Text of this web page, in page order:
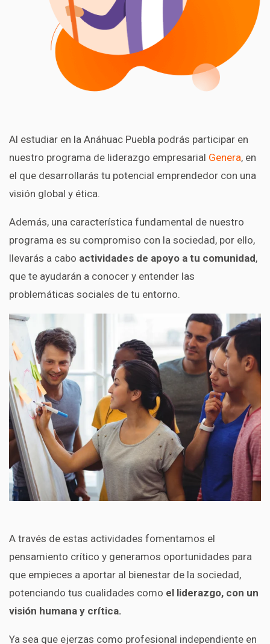
Al estudiar en la Anáhuac Puebla podrás participar en
nuestro programa de liderazgo empresarial Genera, en
el que desarrollarás tu potencial emprendedor con una
visión global y ética.
Además, una característica fundamental de nuestro
programa es su compromiso con la sociedad, por ello,
llevarás a cabo actividades de apoyo a tu comunidad,
que te ayudarán a conocer y entender las
problemáticas sociales de tu entorno.
A través de estas actividades fomentamos el
pensamiento crítico y generamos oportunidades para
que empieces a aportar al bienestar de la sociedad,
potenciando tus cualidades como el liderazgo, con un
visión humana y crítica.
Ya sea que ejerzas como profesional independiente en